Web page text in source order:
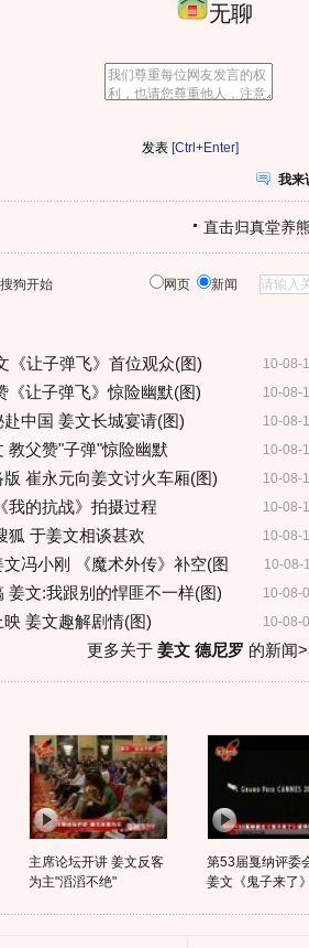
无聊
[Ctrl+Enter]
我来
直击归真堂养
狗开始 网页 新闻
10-08-
《让子弹飞》首位观众(图)
10-08-
《让子弹飞》惊险幽默(图)
10-08-
中国 姜文长城宴请(图)
10-08-
教父赞"子弹"惊险幽默
10-08-
崔永元向姜文讨火车厢(图)
10-08-
我的抗战》拍摄过程
10-08-
狐 于姜文相谈甚欢
10-08-
冯小刚 《魔术外传》补空(图
10-08-
姜文:我跟别的悍匪不一样(图)
10-08-
映 姜文趣解剧情(图)
更多关于 姜文 德尼罗 的新闻
主席论坛开讲 姜文反客
为主"滔滔不绝"
第53届戛纳评委
姜文《鬼子来了